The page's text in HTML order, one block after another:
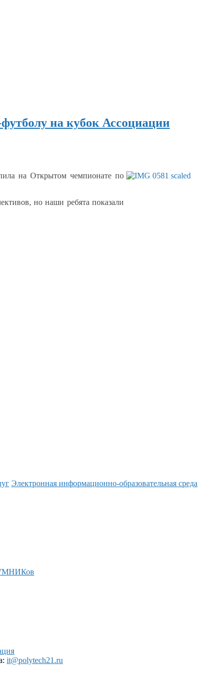
на кубок Ассоциации
на Открытомчемпионате по
но наши ребята показали
Электронная информационно-образовательная среда
it@polytech21.ru